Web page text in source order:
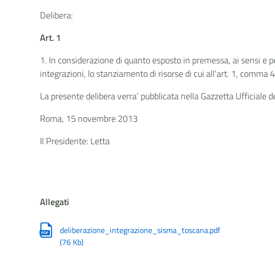
Delibera:
Art. 1
1. In considerazione di quanto esposto in premessa, ai sensi
integrazioni, lo stanziamento di risorse di cui all'art. 1,
La presente delibera verra' pubblicata nella Gazzetta Ufficiale
Roma, 15 novembre 2013
Il Presidente: Letta
Allegati
deliberazione_integrazione_sisma_toscana.pdf
(76 Kb)